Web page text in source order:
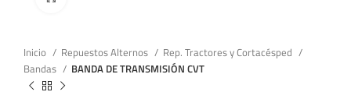
Inicio Repuestos Alternos
Rep. Tractores y Cortacésped
Bandas
BANDA DE TRANSMISIÓN CVT